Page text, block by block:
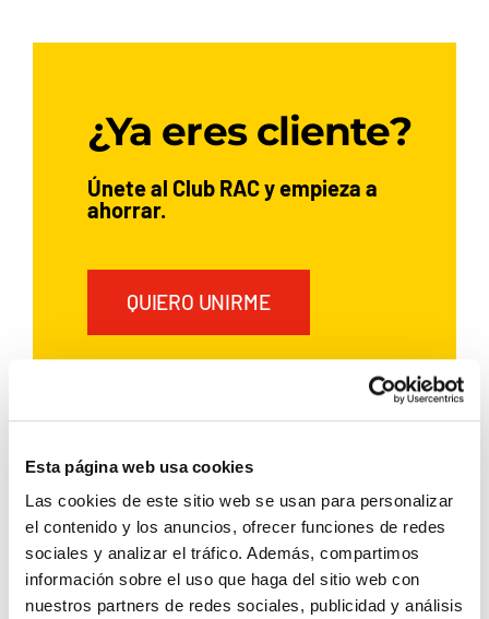
Esta página web usa cookies
Las cookies de este sitio web se usan para personalizar
el contenido y los anuncios, ofrecer funciones de redes
sociales y analizar el tráfico. Además, compartimos
información sobre el uso que haga del sitio web con
nuestros partners de redes sociales, publicidad y análisis
¿Ya eres cliente?
Únete al Club RAC y empieza a
ahorrar.
QUIERO UNIRME
Si ya has alquilado un coche con
disfruta de ventajas exclusivas:
5 % de descuento
Aplicable en todas tus reservas
futuras